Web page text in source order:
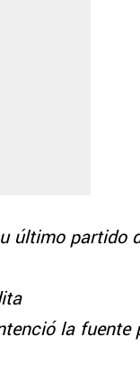
último partido
la fuente